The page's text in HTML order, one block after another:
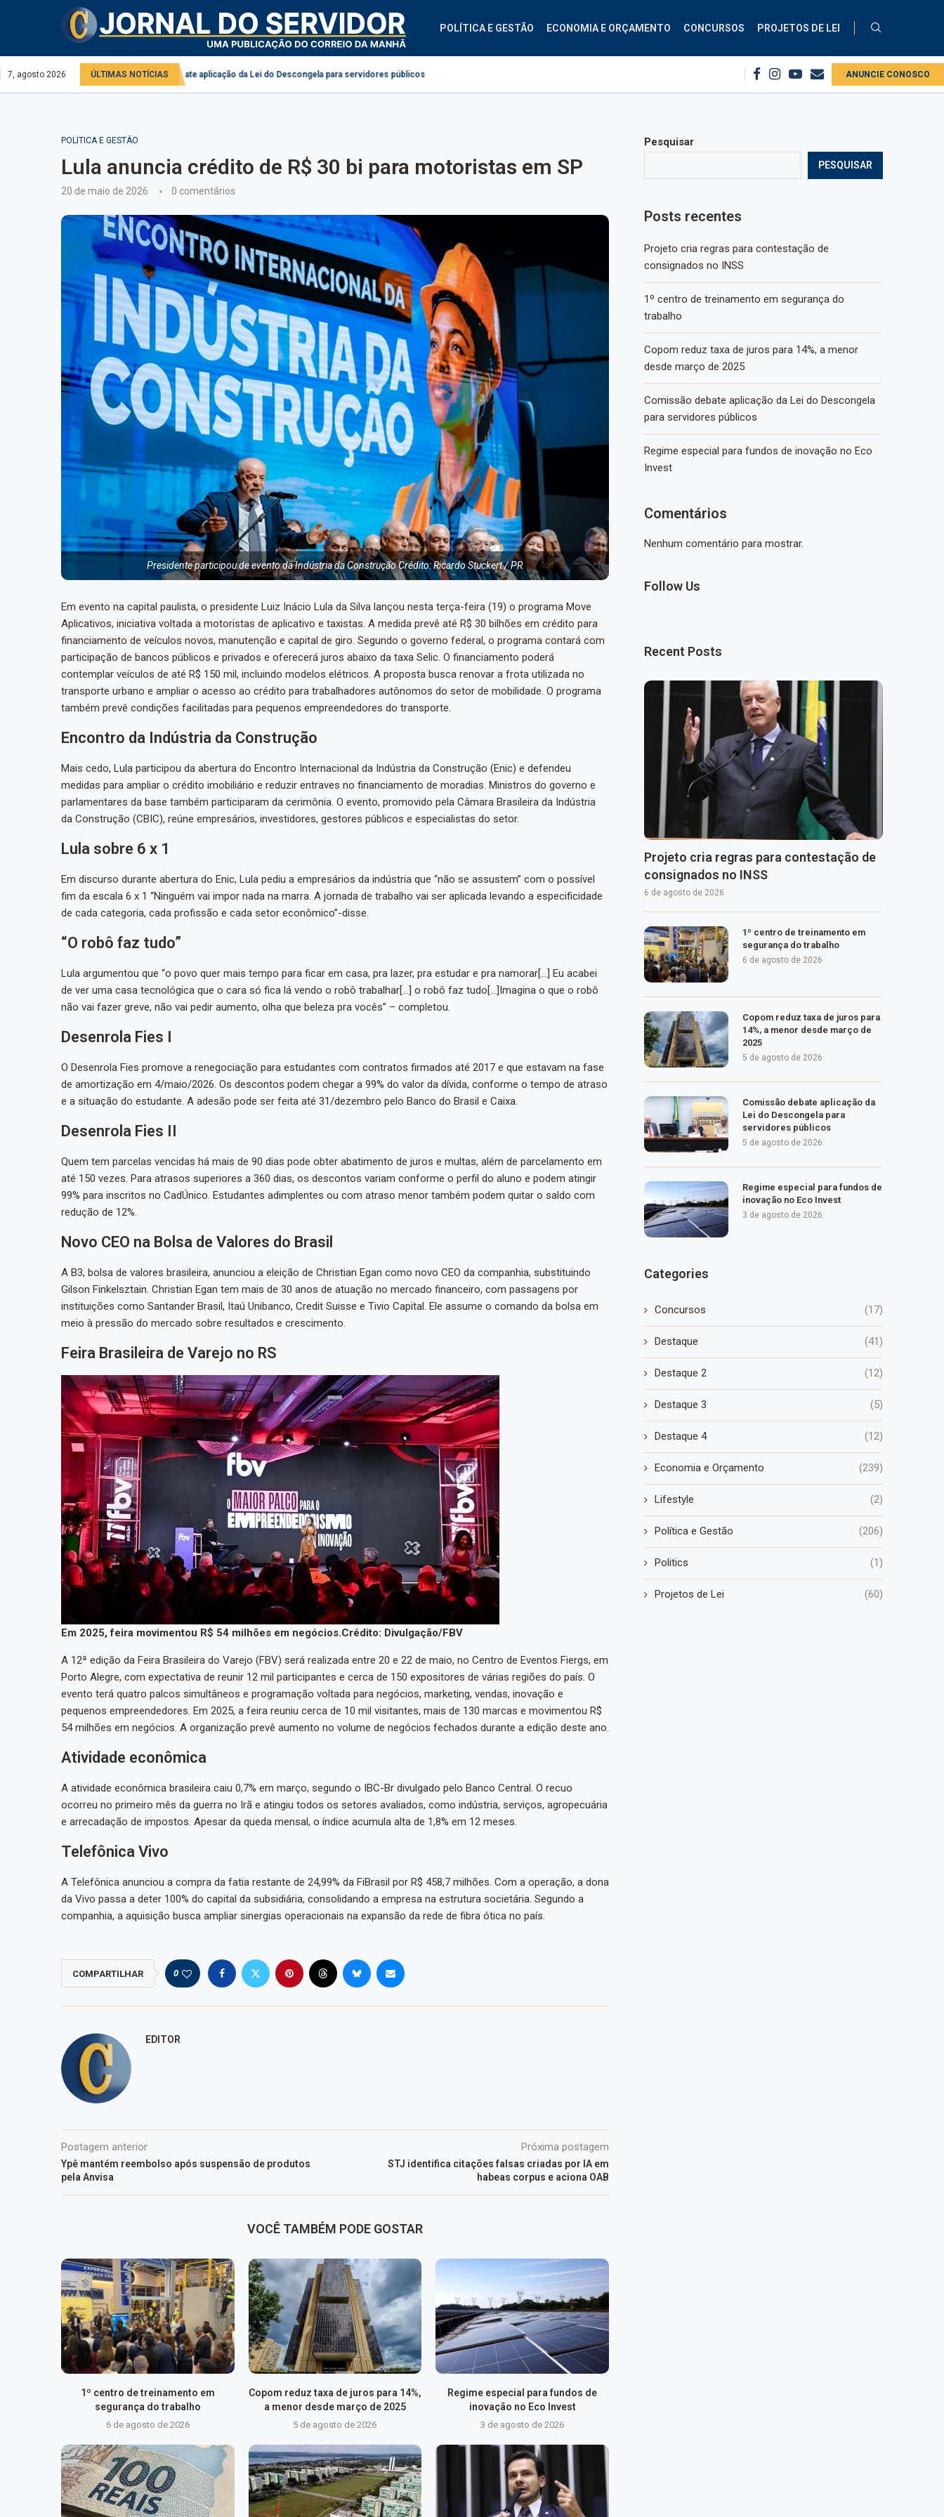
POLÍTICA E GESTÃO ECONOMIA E ORÇAMENTO CONCURSOS PROJETOS DE LEI
7, agosto 2026 ÚLTIMAS NOTÍCIAS
Comissão debate aplicação da Lei do Descongela para servidores públicos Projeto cria regras para contestação de consignados no INSS 1º centro de treinamento em segurança do trabalho Projeto cria
ANUNCIE CONOSCO
POLÍTICA E GESTÃO
Lula anuncia crédito de R$ 30 bi para motoristas em SP
20 de maio de 2026 0 comentários
Presidente participou de evento da Indústria da Construção Crédito: Ricardo Stuckert / PR
Em evento na capital paulista, o presidente Luiz Inácio Lula da Silva lançou nesta terça-feira (19) o programa Move
Aplicativos, iniciativa voltada a motoristas de aplicativo e taxistas. A medida prevê até R$ 30 bilhões em crédito para
financiamento de veículos novos, manutenção e capital de giro. Segundo o governo federal, o programa contará com
participação de bancos públicos e privados e oferecerá juros abaixo da taxa Selic. O financiamento poderá
contemplar veículos de até R$ 150 mil, incluindo modelos elétricos. A proposta busca renovar a frota utilizada no
transporte urbano e ampliar o acesso ao crédito para trabalhadores autônomos do setor de mobilidade. O programa
também prevê condições facilitadas para pequenos empreendedores do transporte.
Encontro da Indústria da Construção
Mais cedo, Lula participou da abertura do Encontro Internacional da Indústria da Construção (Enic) e defendeu
medidas para ampliar o crédito imobiliário e reduzir entraves no financiamento de moradias. Ministros do governo e
parlamentares da base também participaram da cerimônia. O evento, promovido pela Câmara Brasileira da Indústria
da Construção (CBIC), reúne empresários, investidores, gestores públicos e especialistas do setor.
Lula sobre 6 x 1
Em discurso durante abertura do Enic, Lula pediu a empresários da indústria que “não se assustem” com o possível
fim da escala 6 x 1 “Ninguém vai impor nada na marra. A jornada de trabalho vai ser aplicada levando a especificidade
de cada categoria, cada profissão e cada setor econômico”-disse.
“O robô faz tudo”
Lula argumentou que “o povo quer mais tempo para ficar em casa, pra lazer, pra estudar e pra namorar[…] Eu acabei
de ver uma casa tecnológica que o cara só fica lá vendo o robô trabalhar[…] o robô faz tudo[…]Imagina o que o robô
não vai fazer greve, não vai pedir aumento, olha que beleza pra vocês” – completou.
Desenrola Fies I
O Desenrola Fies promove a renegociação para estudantes com contratos firmados até 2017 e que estavam na fase
de amortização em 4/maio/2026. Os descontos podem chegar a 99% do valor da dívida, conforme o tempo de atraso
e a situação do estudante. A adesão pode ser feita até 31/dezembro pelo Banco do Brasil e Caixa.
Desenrola Fies II
Quem tem parcelas vencidas há mais de 90 dias pode obter abatimento de juros e multas, além de parcelamento em
até 150 vezes. Para atrasos superiores a 360 dias, os descontos variam conforme o perfil do aluno e podem atingir
99% para inscritos no CadÚnico. Estudantes adimplentes ou com atraso menor também podem quitar o saldo com
redução de 12%.
Novo CEO na Bolsa de Valores do Brasil
A B3, bolsa de valores brasileira, anunciou a eleição de Christian Egan como novo CEO da companhia, substituindo
Gilson Finkelsztain. Christian Egan tem mais de 30 anos de atuação no mercado financeiro, com passagens por
instituições como Santander Brasil, Itaú Unibanco, Credit Suisse e Tivio Capital. Ele assume o comando da bolsa em
meio à pressão do mercado sobre resultados e crescimento.
Feira Brasileira de Varejo no RS
Em 2025, feira movimentou R$ 54 milhões em negócios.Crédito: Divulgação/FBV
A 12ª edição da Feira Brasileira do Varejo (FBV) será realizada entre 20 e 22 de maio, no Centro de Eventos Fiergs, em
Porto Alegre, com expectativa de reunir 12 mil participantes e cerca de 150 expositores de várias regiões do país. O
evento terá quatro palcos simultâneos e programação voltada para negócios, marketing, vendas, inovação e
pequenos empreendedores. Em 2025, a feira reuniu cerca de 10 mil visitantes, mais de 130 marcas e movimentou R$
54 milhões em negócios. A organização prevê aumento no volume de negócios fechados durante a edição deste ano.
Atividade econômica
A atividade econômica brasileira caiu 0,7% em março, segundo o IBC-Br divulgado pelo Banco Central. O recuo
ocorreu no primeiro mês da guerra no Irã e atingiu todos os setores avaliados, como indústria, serviços, agropecuária
e arrecadação de impostos. Apesar da queda mensal, o índice acumula alta de 1,8% em 12 meses.
Telefônica Vivo
A Telefônica anunciou a compra da fatia restante de 24,99% da FiBrasil por R$ 458,7 milhões. Com a operação, a dona
da Vivo passa a deter 100% do capital da subsidiária, consolidando a empresa na estrutura societária. Segundo a
companhia, a aquisição busca ampliar sinergias operacionais na expansão da rede de fibra ótica no país.
COMPARTILHAR 0
EDITOR
Postagem anterior
Ypê mantém reembolso após suspensão de produtos
pela Anvisa
Próxima postagem
STJ identifica citações falsas criadas por IA em
habeas corpus e aciona OAB
VOCÊ TAMBÉM PODE GOSTAR
1º centro de treinamento em
segurança do trabalho
6 de agosto de 2026
Copom reduz taxa de juros para 14%,
a menor desde março de 2025
5 de agosto de 2026
Regime especial para fundos de
inovação no Eco Invest
3 de agosto de 2026
Pesquisar
PESQUISAR
Posts recentes
Projeto cria regras para contestação de
consignados no INSS
1º centro de treinamento em segurança do
trabalho
Copom reduz taxa de juros para 14%, a menor
desde março de 2025
Comissão debate aplicação da Lei do Descongela
para servidores públicos
Regime especial para fundos de inovação no Eco
Invest
Comentários
Nenhum comentário para mostrar.
Follow Us
Recent Posts
Projeto cria regras para contestação de
consignados no INSS
6 de agosto de 2026
1º centro de treinamento em
segurança do trabalho
6 de agosto de 2026
Copom reduz taxa de juros para
14%, a menor desde março de
2025
5 de agosto de 2026
Comissão debate aplicação da
Lei do Descongela para
servidores públicos
5 de agosto de 2026
Regime especial para fundos de
inovação no Eco Invest
3 de agosto de 2026
Categories
Concursos (17)
Destaque (41)
Destaque 2 (12)
Destaque 3 (5)
Destaque 4 (12)
Economia e Orçamento (239)
Lifestyle (2)
Política e Gestão (206)
Politics (1)
Projetos de Lei (60)